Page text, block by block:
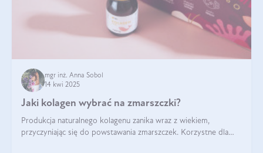
mgr inż. Anna Sobol
14 kwi 2025
Jaki kolagen wybrać na zmarszczki?
Produkcja naturalnego kolagenu zanika wraz z wiekiem,
przyczyniając się do powstawania zmarszczek. Korzystne dla